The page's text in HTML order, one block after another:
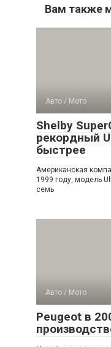
Вам также
Авто / Мото
Shelby
рекордный
быстрее
Американская
1999 году, модель
семь
Авто / Мото
Peugeot в